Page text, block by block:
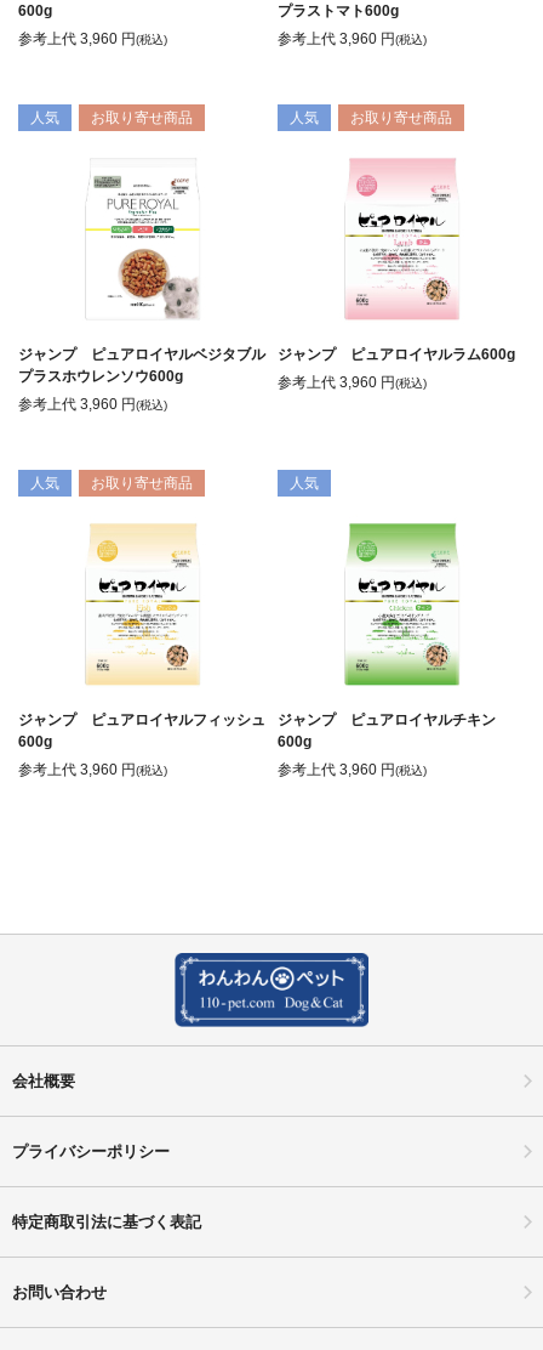
600g
参考上代 3,960 円(税込)
プラストマト600g
参考上代 3,960 円(税込)
人気 お取り寄せ商品
ジャンプ ピュアロイヤルベジタブル
プラスホウレンソウ600g
参考上代 3,960 円(税込)
人気 お取り寄せ商品
ジャンプ ピュアロイヤルラム600g
参考上代 3,960 円(税込)
人気 お取り寄せ商品
ジャンプ ピュアロイヤルフィッシュ
600g
参考上代 3,960 円(税込)
人気
ジャンプ ピュアロイヤルチキン
600g
参考上代 3,960 円(税込)
会社概要
プライバシーポリシー
特定商取引法に基づく表記
お問い合わせ